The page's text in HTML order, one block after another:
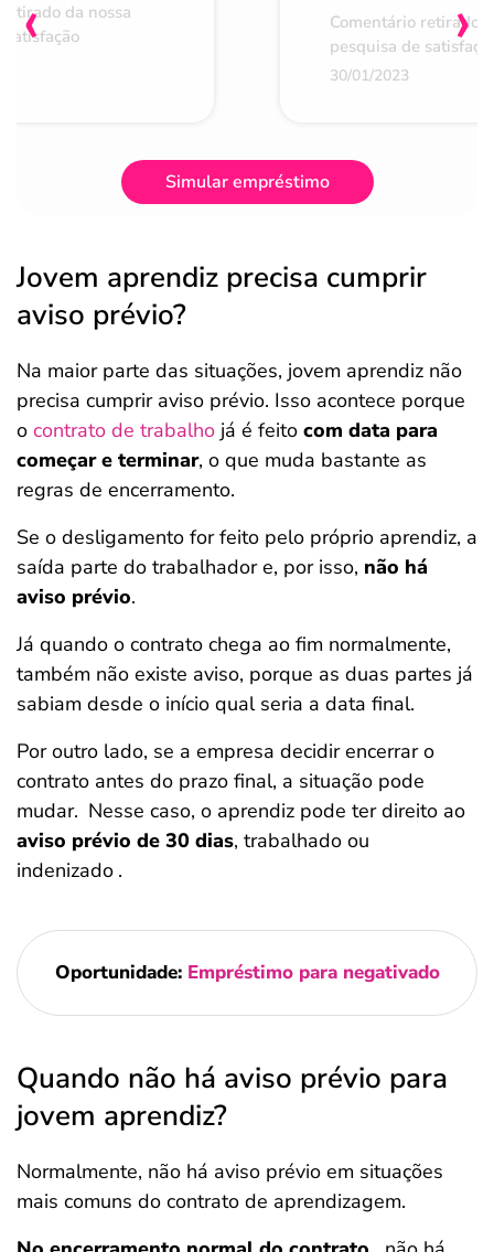
da nossa
Comentário retirado
pesquisa de
30/01/2023
‹ ›
Simular empréstimo
Jovem aprendiz precisa cumprir
aviso prévio?
Na maior parte das situações, jovem aprendiz não
precisa cumprir aviso prévio. Isso acontece porque
o contrato de trabalho já é feito com data para
começar e terminar, o que muda bastante as
regras de encerramento.
Se o desligamento for feito pelo próprio aprendiz, a
saída parte do trabalhador e, por isso, não há
aviso prévio.
Já quando o contrato chega ao fim normalmente,
também não existe aviso, porque as duas partes já
sabiam desde o início qual seria a data final.
Por outro lado, se a empresa decidir encerrar o
contrato antes do prazo final, a situação pode
mudar. Nesse caso, o aprendiz pode ter direito ao
aviso prévio de 30 dias, trabalhado ou
indenizado .
Oportunidade: Empréstimo para negativado
Quando não há aviso prévio para
jovem aprendiz?
Normalmente, não há aviso prévio em situações
mais comuns do contrato de aprendizagem.